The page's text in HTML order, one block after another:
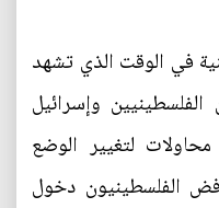
في الوقت الذي تشهد
وإسرائيل
لتغيير الوضع
الفلسطينيون دخول